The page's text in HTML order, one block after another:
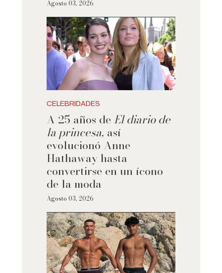
Agosto 03, 2026
CELEBRIDADES
A 25 años de El diario de
la princesa, así
evolucionó Anne
Hathaway hasta
convertirse en un ícono
de la moda
Agosto 03, 2026